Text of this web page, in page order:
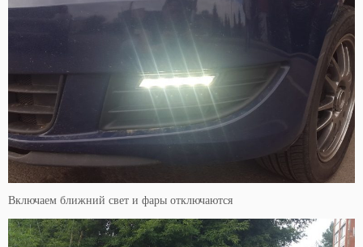
Включаем ближний свет и фары отключаются